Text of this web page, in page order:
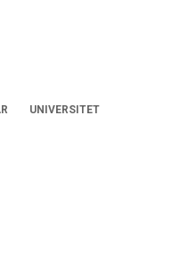
UNIVERSITET